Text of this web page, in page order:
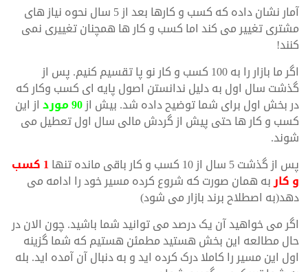
آمار نشان داده که کسب و کارها بعد از 5 سال نحوه نیاز های
مشتری تغییر می کند اما کسب و کار ها همچنان تغییری نمی
کنند!
اگر ما بازار را به 100 کسب و کار نو پا تقسیم کنیم. پس از
گذشت سال اول به دلیل ندانستن اصول پایه ای کسب وکار که
در بخش اول برای شما توضیح داده شد. بیش از90 مورد از این
کسب و کار ها حتی پیش از گردش مالی سال اول تعطیل می
شوند.
پس از گذشت 5 سال از 10 کسب و کار باقی مانده تنها
1 کسب
و کاربه همان صورت که شروع کرده مسیر خود را ادامه می
دهد(به اصطلاح برند بازار می شود)
اگر می خواهید آن یک درصد می توانید شما باشید. چون الان در
حال مطالعه این بخش هستید مطمئن هستیم که شما گزینه
اول این مسیر را کاملا درک کرده اید و به دنبال آن آمده اید. بله